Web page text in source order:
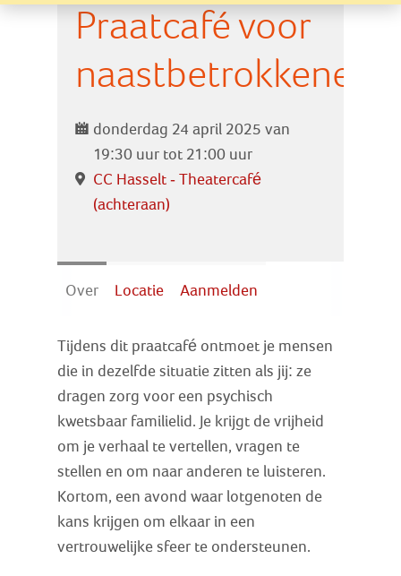
Praatcafé voor
naastbetrokkenen
donderdag 24 april 2025 van
19:30 uur tot 21:00 uur
CC Hasselt - Theatercafé
(achteraan)
Over Locatie Aanmelden
Tijdens dit praatcafé ontmoet je mensen
die in dezelfde situatie zitten als jij: ze
dragen zorg voor een psychisch
kwetsbaar familielid. Je krijgt de vrijheid
om je verhaal te vertellen, vragen te
stellen en om naar anderen te luisteren.
Kortom, een avond waar lotgenoten de
kans krijgen om elkaar in een
vertrouwelijke sfeer te ondersteunen.
Vrijwilliger worden
Inloggen